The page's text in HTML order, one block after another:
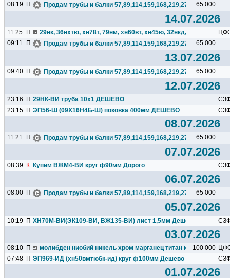
08:19 П Продам трубы и балки 65 000
14.07.2026
11:25 П 29нк, 36нхтю, хн78т, 79нм, хн60вт, хн45ю, 32нкд, 12х18н10т...
09:11
П Продам трубы и балки 65 000
13.07.2026
09:40 П Продам трубы и балки 65 000
12.07.2026
23:16 П 29НК-ВИ труба 10х1 ДЕШЕВО
23:15 П ЭП56-Ш (09Х16Н4Б-Ш) поковка 400мм ДЕШЕВО
08.07.2026
11:21 П Продам трубы и балки 65 000
07.07.2026
08:39 К Купим ВЖМ4-ВИ круг ф90мм Дорого
06.07.2026
08:00 П Продам трубы и балки 65 000
05.07.2026
10:19 П ХН70М-ВИ(ЭК109-ВИ, ВЖ135-ВИ) лист 1,5мм Дешево
03.07.2026
08:10 П молибден ниобий никель хром марганец титан кремний чугун
100 000
07:48 П ЭП969-ИД (хн50вмтюбк-ид) круг ф100мм Дешево
01.07.2026